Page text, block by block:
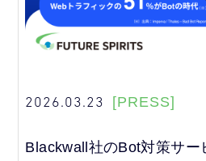
2026.03.23 [PRESS]
Blackwall社のBot対策サー